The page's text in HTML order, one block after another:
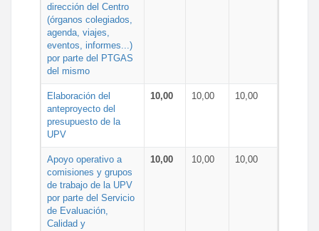
dirección del Centro
(órganos colegiados,
agenda, viajes,
eventos, informes...)
por parte del PTGAS
del mismo
Elaboración del
anteproyecto del
presupuesto de la
UPV
10,00 10,00 10,00
Apoyo operativo a
comisiones y grupos
de trabajo de la UPV
por parte del Servicio
de Evaluación,
Calidad y
10,00 10,00 10,00